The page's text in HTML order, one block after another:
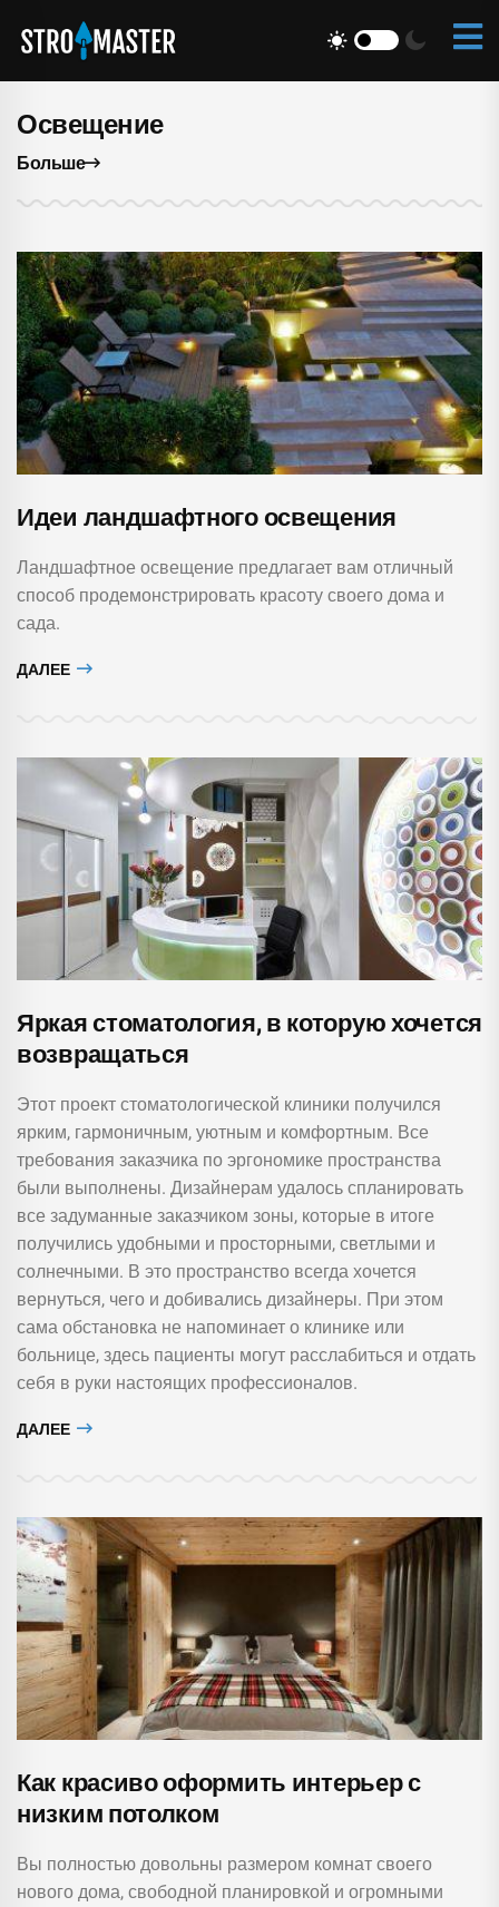
Освещение
Больше
Идеи ландшафтного освещения
Ландшафтное освещение предлагает вам отличный
способ продемонстрировать красоту своего дома и
сада.
ДАЛЕЕ
Яркая стоматология, в которую хочется
возвращаться
Этот проект стоматологической клиники получился
ярким, гармоничным, уютным и комфортным. Все
требования заказчика по эргономике пространства
были выполнены. Дизайнерам удалось спланировать
все задуманные заказчиком зоны, которые в итоге
получились удобными и просторными, светлыми и
солнечными. В это пространство всегда хочется
вернуться, чего и добивались дизайнеры. При этом
сама обстановка не напоминает о клинике или
больнице, здесь пациенты могут расслабиться и отдать
себя в руки настоящих профессионалов.
ДАЛЕЕ
Как красиво оформить интерьер с
низким потолком
Вы полностью довольны размером комнат своего
нового дома, свободной планировкой и огромными